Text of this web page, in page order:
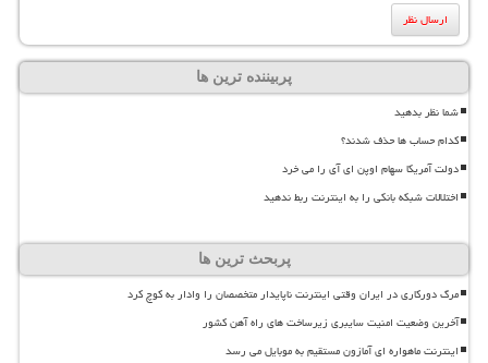
پربیننده ترین ها
شما نظر بدهید
کدام حساب ها حذف شدند؟
دولت آمریکا سهام اوپن ای آی را می خرد
اختلالات شبکه بانکی را به اینترنت ربط ندهید
پربحث ترین ها
مرگ دورکاری در ایران وقتی اینترنت ناپایدار متخصصان را وادار به کوچ کرد
آخرین وضعیت امنیت سایبری زیرساخت های راه آهن کشور
اینترنت ماهواره ای آمازون مستقیم به موبایل می رسد